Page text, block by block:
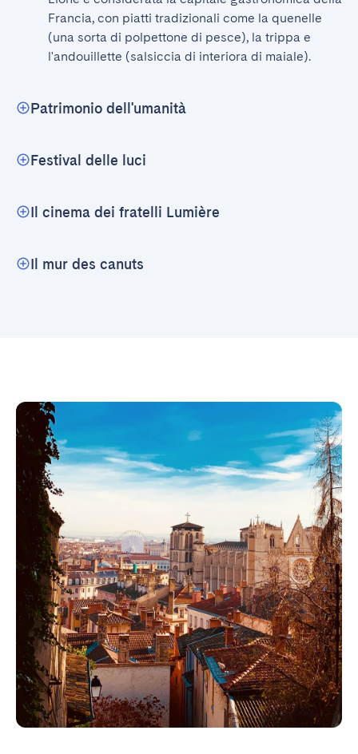
Francia, con piatti tradizionali come la quenelle
(una sorta di polpettone di pesce), la trippa e
l'andouillette (salsiccia di interiora di maiale).
Patrimonio dell'umanità
Festival delle luci
Il cinema dei fratelli Lumière
Il mur des canuts